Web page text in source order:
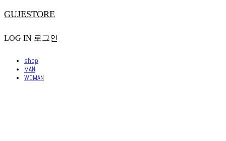
GUJESTORE
LOG IN 로그인
shop
MAN
WOMAN